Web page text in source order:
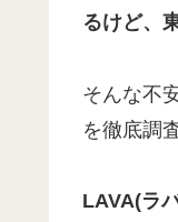
るけど、
そんな不
を徹底調
LAVA(ラ